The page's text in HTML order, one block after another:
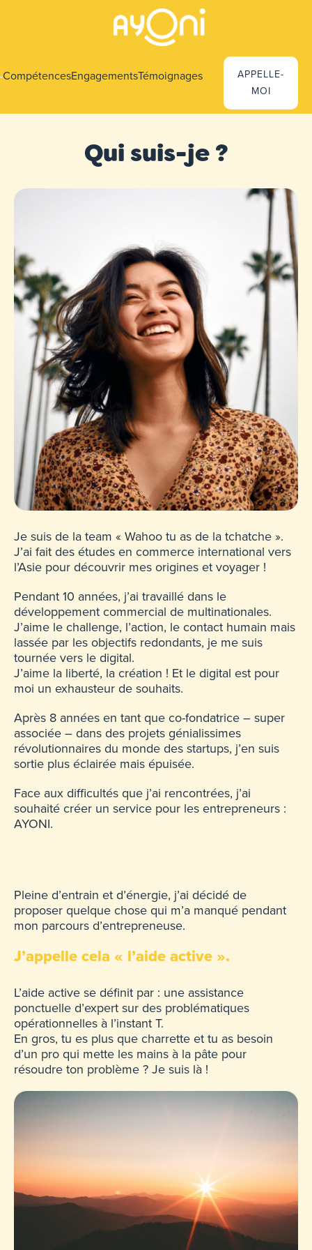
CompétencesEngagementsTémoignages
APPELLE-
MOI
Qui suis-je ?
Je suis de la team « Wahoo tu as de la tchatche ».
J’ai fait des études en commerce international vers
l’Asie pour découvrir mes origines et voyager !
Pendant 10 années, j’ai travaillé dans le
développement commercial de multinationales.
J’aime le challenge, l’action, le contact humain mais
lassée par les objectifs redondants, je me suis
tournée vers le digital.
J’aime la liberté, la création ! Et le digital est pour
moi un exhausteur de souhaits.
Après 8 années en tant que co-fondatrice – super
associée – dans des projets génialissimes
révolutionnaires du monde des startups, j’en suis
sortie plus éclairée mais épuisée.
Face aux difficultés que j’ai rencontrées, j’ai
souhaité créer un service pour les entrepreneurs :
AYONI.
Pleine d’entrain et d’énergie, j’ai décidé de
proposer quelque chose qui m’a manqué pendant
mon parcours d’entrepreneuse.
J’appelle cela « l’aide active ».
L’aide active se définit par : une assistance
ponctuelle d’expert sur des problématiques
opérationnelles à l’instant T.
En gros, tu es plus que charrette et tu as besoin
d’un pro qui mette les mains à la pâte pour
résoudre ton problème ? Je suis là !